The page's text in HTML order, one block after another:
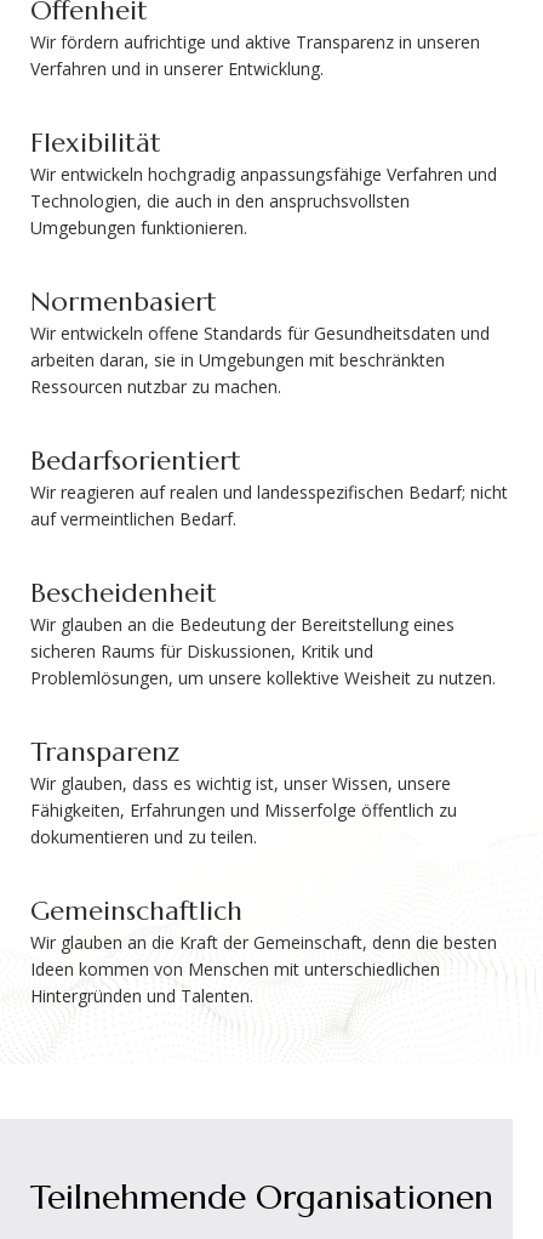
Offenheit
Wir fördern aufrichtige und aktive Transparenz in unseren
Verfahren und in unserer Entwicklung.
Flexibilität
Wir entwickeln hochgradig anpassungsfähige Verfahren und
Technologien, die auch in den anspruchsvollsten
Umgebungen funktionieren.
Normenbasiert
Wir entwickeln offene Standards für Gesundheitsdaten und
arbeiten daran, sie in Umgebungen mit beschränkten
Ressourcen nutzbar zu machen.
Bedarfsorientiert
Wir reagieren auf realen und landesspezifischen Bedarf; nicht
auf vermeintlichen Bedarf.
Bescheidenheit
Wir glauben an die Bedeutung der Bereitstellung eines
sicheren Raums für Diskussionen, Kritik und
Problemlösungen, um unsere kollektive Weisheit zu nutzen.
Transparenz
Wir glauben, dass es wichtig ist, unser Wissen, unsere
Fähigkeiten, Erfahrungen und Misserfolge öffentlich zu
dokumentieren und zu teilen.
Gemeinschaftlich
Wir glauben an die Kraft der Gemeinschaft, denn die besten
Ideen kommen von Menschen mit unterschiedlichen
Hintergründen und Talenten.
Teilnehmende Organisationen